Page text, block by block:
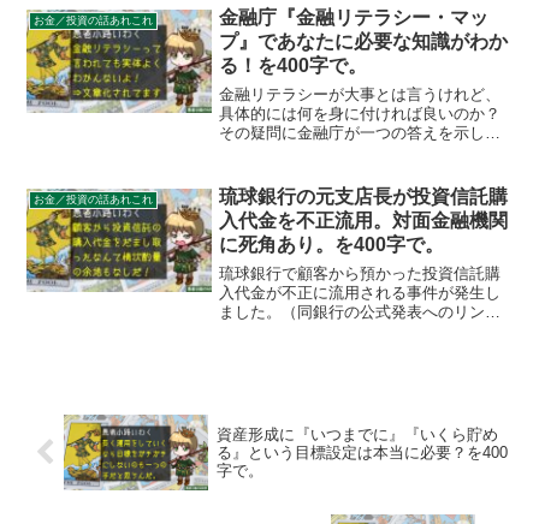
当なように思えます。企業の仕事は「株
を売る事」ではないのだから。
お金／投資の話あれこれ
金融庁『金融リテラシー・マッ
プ』であなたに必要な知識がわか
る！を400字で。
金融リテラシーが大事とは言うけれど、
具体的には何を身に付ければ良いのか？
その疑問に金融庁が一つの答えを示して
きかを文章化しています。思ったより小
中学生に求めるハードルが高いのが驚
き。
お金／投資の話あれこれ
琉球銀行の元支店長が投資信託購
入代金を不正流用。対面金融機関
に死角あり。を400字で。
琉球銀行で顧客から預かった投資信託購
入代金が不正に流用される事件が発生し
ました。（同銀行の公式発表へのリンク
触らせないしかないでしょう。
資産形成に『いつまでに』『いくら貯め
る』という目標設定は本当に必要？を400
字で。